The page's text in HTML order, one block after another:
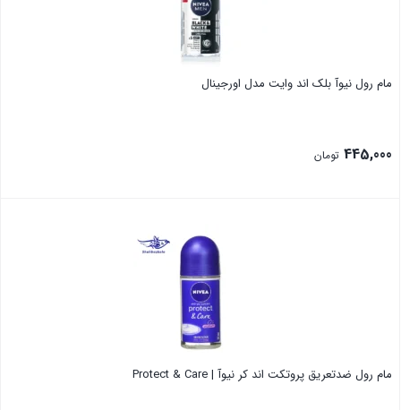
مام رول نیوآ بلک اند وایت مدل اورجینال
445,000 تومان
مام رول ضدتعریق پروتکت اند کر نیوآ | Protect & Care